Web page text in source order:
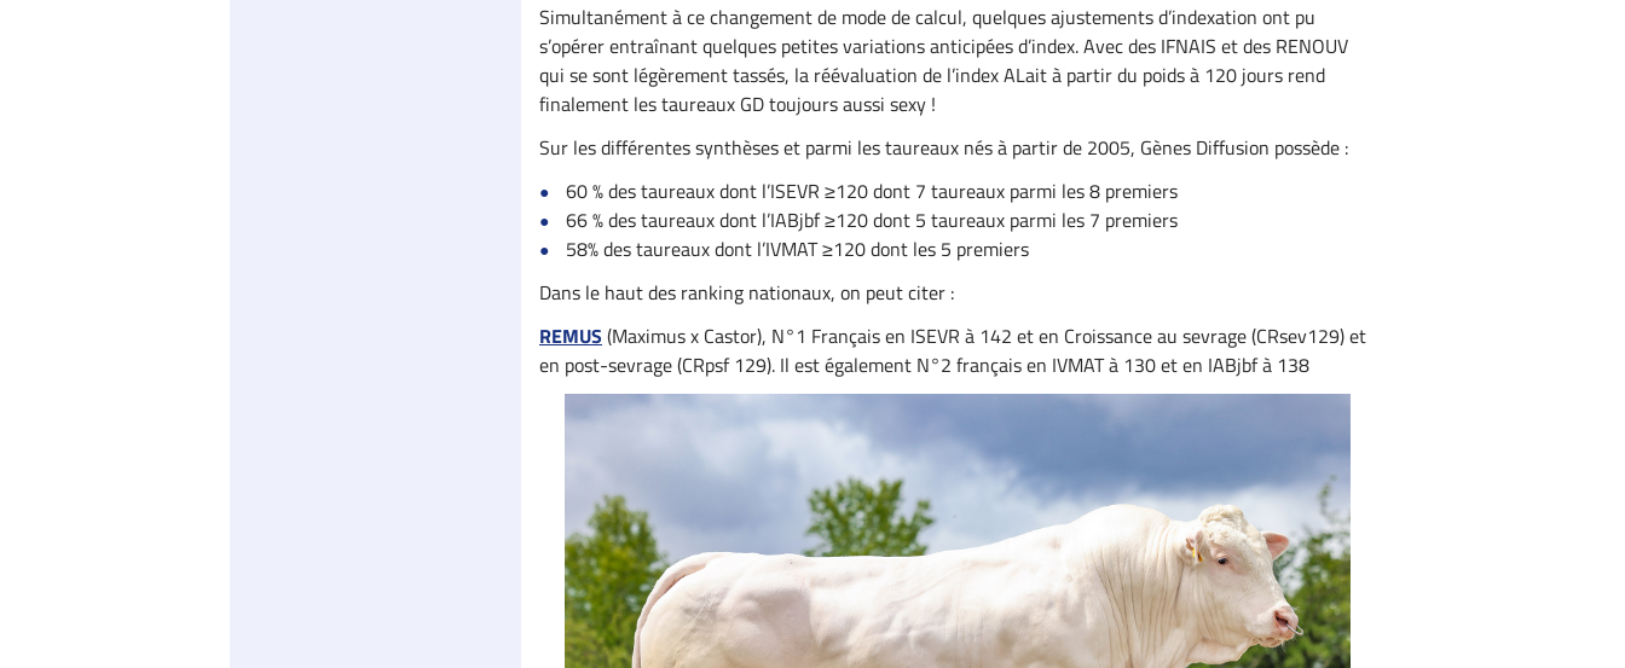
Simultanément à ce changement de mode de calcul, quelques ajustements d’indexation ont pu
s’opérer entraînant quelques petites variations anticipées d’index. Avec des IFNAIS et des RENOUV
qui se sont légèrement tassés, la réévaluation de l’index ALait à partir du poids à 120 jours rend
finalement les taureaux GD toujours aussi sexy !
Sur les différentes synthèses et parmi les taureaux nés à partir de 2005, Gènes Diffusion possède :
60 % des taureaux dont l’ISEVR ≥120 dont 7 taureaux parmi les 8 premiers
66 % des taureaux dont l’IABjbf ≥120 dont 5 taureaux parmi les 7 premiers
58% des taureaux dont l’IVMAT ≥120 dont les 5 premiers
Dans le haut des ranking nationaux, on peut citer :
REMUS (Maximus x Castor), N°1 Français en ISEVR à 142 et en Croissance au sevrage (CRsev129) et
en post-sevrage (CRpsf 129). Il est également N°2 français en IVMAT à 130 et en IABjbf à 138